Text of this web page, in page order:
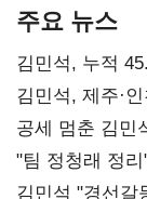
주요 뉴스
김민석, 누적
0.86%p(2보)
김민석, 제주·
공세 멈춘 김민
"팀 정청래 정
다툼 격화
김민석 "경선